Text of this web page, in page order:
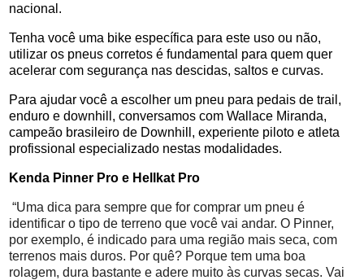
nacional.
Tenha você uma bike específica para este uso ou não,
utilizar os pneus corretos é fundamental para quem quer
acelerar com segurança nas descidas, saltos e curvas.
Para ajudar você a escolher um pneu para pedais de trail,
enduro e downhill, conversamos com Wallace Miranda,
campeão brasileiro de Downhill, experiente piloto e atleta
profissional especializado nestas modalidades.
Kenda Pinner Pro e Hellkat Pro
“Uma dica para sempre que for comprar um pneu é
identificar o tipo de terreno que você vai andar. O Pinner,
por exemplo, é indicado para uma região mais seca, com
terrenos mais duros. Por quê? Porque tem uma boa
rolagem, dura bastante e adere muito às curvas secas. Vai